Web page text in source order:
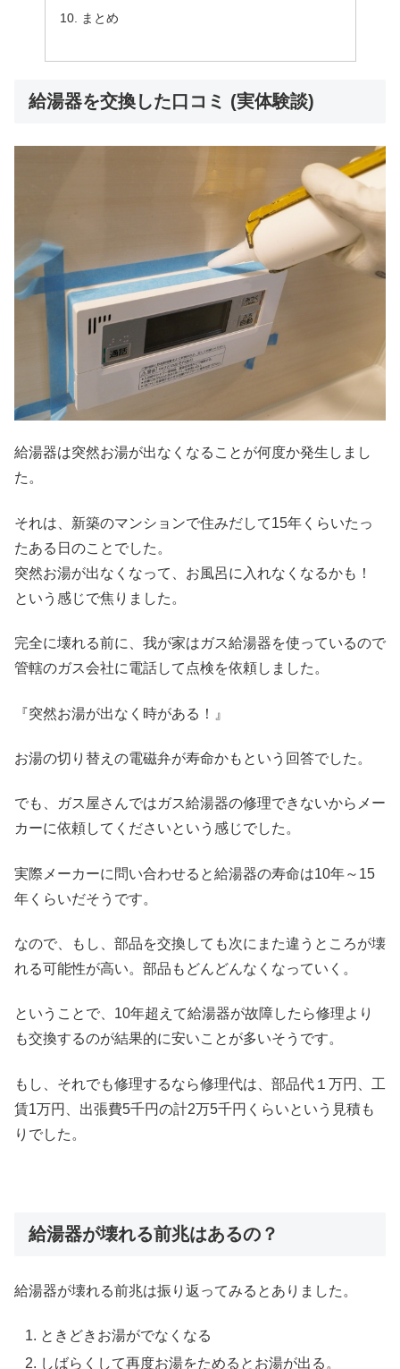
まとめ
給湯器を交換した口コミ (実体験談)
給湯器は突然お湯が出なくなることが何度か発生しまし
た。
それは、新築のマンションで住みだして15年くらいたっ
たある日のことでした。
突然お湯が出なくなって、お風呂に入れなくなるかも！
という感じで焦りました。
完全に壊れる前に、我が家はガス給湯器を使っているので
管轄のガス会社に電話して点検を依頼しました。
『突然お湯が出なく時がある！』
お湯の切り替えの電磁弁が寿命かもという回答でした。
でも、ガス屋さんではガス給湯器の修理できないからメー
カーに依頼してくださいという感じでした。
実際メーカーに問い合わせると給湯器の寿命は10年～15
年くらいだそうです。
なので、もし、部品を交換しても次にまた違うところが壊
れる可能性が高い。部品もどんどんなくなっていく。
ということで、10年超えて給湯器が故障したら修理より
も交換するのが結果的に安いことが多いそうです。
もし、それでも修理するなら修理代は、部品代１万円、工
賃1万円、出張費5千円の計2万5千円くらいという見積も
りでした。
給湯器が壊れる前兆はあるの？
給湯器が壊れる前兆は振り返ってみるとありました。
ときどきお湯がでなくなる
しばらくして再度お湯をためるとお湯が出る。